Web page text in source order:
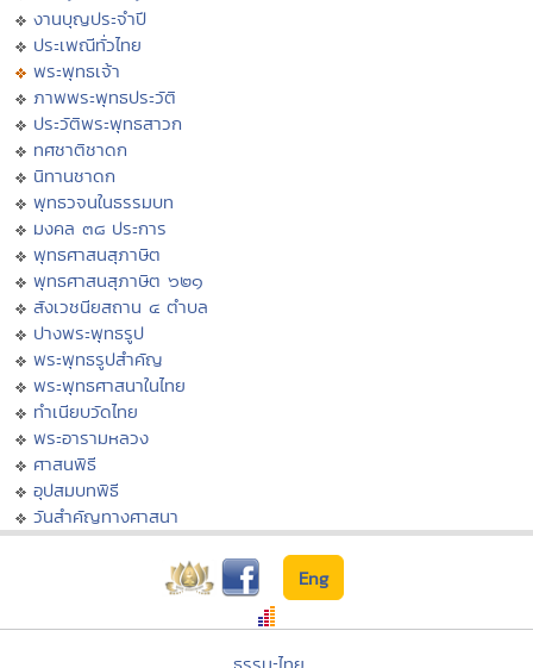
งานบุญประจำปี
ประเพณีทั่วไทย
พระพุทธเจ้า
ภาพพระพุทธประวัติ
ประวัติพระพุทธสาวก
ทศชาติชาดก
นิทานชาดก
พุทธวจนในธรรมบท
มงคล ๓๘ ประการ
พุทธศาสนสุภาษิต
พุทธศาสนสุภาษิต ๖๒๑
สังเวชนียสถาน ๔ ตำบล
ปางพระพุทธรูป
พระพุทธรูปสำคัญ
พระพุทธศาสนาในไทย
ทำเนียบวัดไทย
พระอารามหลวง
ศาสนพิธี
อุปสมบทพิธี
วันสำคัญทางศาสนา
Eng